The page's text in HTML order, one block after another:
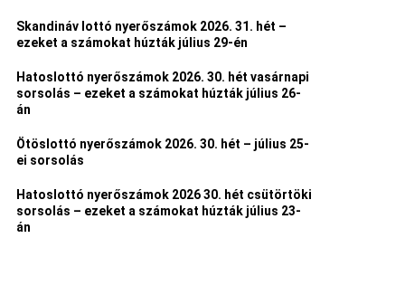
Skandináv lottó nyerőszámok 2026. 31. hét –
ezeket a számokat húzták július 29-én
Hatoslottó nyerőszámok 2026. 30. hét vasárnapi
sorsolás – ezeket a számokat húzták július 26-
án
Ötöslottó nyerőszámok 2026. 30. hét – július 25-
ei sorsolás
Hatoslottó nyerőszámok 2026 30. hét csütörtöki
sorsolás – ezeket a számokat húzták július 23-
án